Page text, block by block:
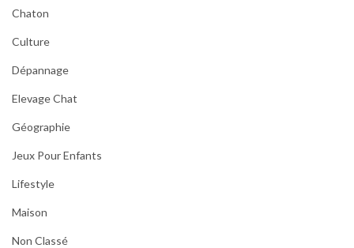
Chaton
Culture
Dépannage
Elevage Chat
Géographie
Jeux Pour Enfants
Lifestyle
Maison
Non Classé